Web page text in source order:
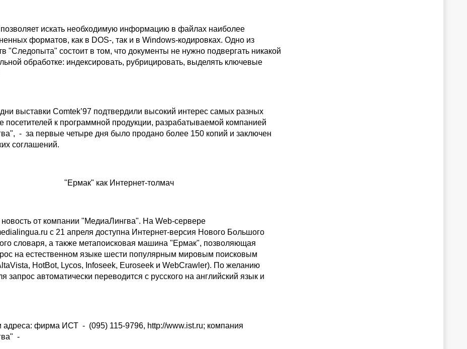
искать необходимую информацию в файлах наиболее
форматов, как в DOS-, так и в Windows-кодировках. Одно из
"Следопыта" состоит в том, что документы не нужно подвергать никакой
обработке: индексировать, рубрицировать, выделять ключевые
выставки Comtek’97 подтвердили высокий интерес самых разных
посетителей к программной продукции, разрабатываемой компанией
- за первые четыре дня было продано более 150 копий и заключен
соглашений.
"Ермак" как Интернет-толмач
от компании "МедиаЛингва". На Web-сервере
с 21 апреля доступна Интернет-версия Нового Большого
словаря, а также метапоисковая машина "Ермак", позволяющая
на естественном языке шести популярным мировым поисковым
HotBot, Lycos, Infoseek, Euroseek и WebCrawler). По желанию
запрос автоматически переводится с русского на английский язык и
фирма ИСТ - (095) 115-9796, http://www.ist.ru; компания
-